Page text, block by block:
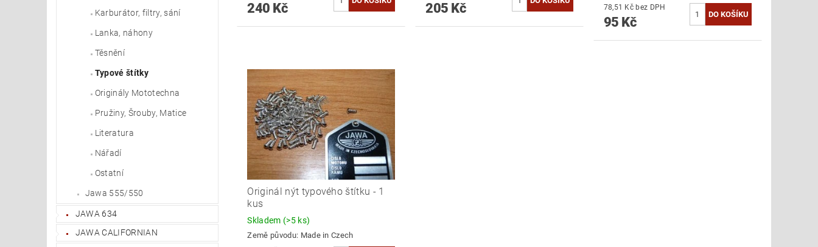
Karburátor, filtry, sání
Lanka, náhony
Těsnění
Typové štítky
Originály Mototechna
Pružiny, Šrouby, Matice
Literatura
Nářadí
Ostatní
Jawa 555/550
JAWA 634
JAWA CALIFORNIAN
240 Kč 205 Kč 78,51 Kč bez DPH
95 Kč
Originál nýt typového štítku - 1
kus
Skladem (>5 ks)
Země původu: Made in Czech